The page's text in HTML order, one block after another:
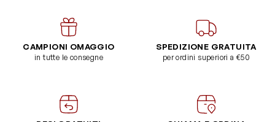
CAMPIONI OMAGGIO
in tutte le consegne
SPEDIZIONE GRATUITA
per ordini superiori a €50